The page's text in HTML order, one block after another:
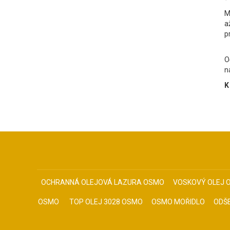
OCHRANNÁ OLEJOVÁ LAZURA OSMO VOSKOVÝ OLEJ
OSMO TOP OLEJ 3028 OSMO OSMO MOŘIDLO